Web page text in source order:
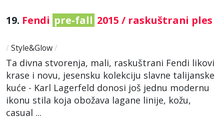
19. Fendi pre-fall 2015 / raskuštrani ples
/ Style&Glow/
Ta divna stvorenja, mali, raskuštrani Fendi likovi
krase i novu, jesensku kolekciju slavne talijanske
kuće - Karl Lagerfeld donosi još jednu modernu
ikonu stila koja obožava lagane linije, kožu,
casual ...